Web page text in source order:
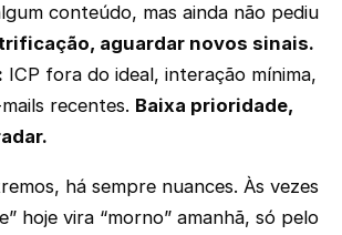
conteúdo, mas ainda não pediu
aguardar novos sinais.
ICP fora do ideal, interação mínima,
recentes. Baixa prioridade,
há sempre nuances. Às vezes
hoje vira “morno” amanhã, só pelo